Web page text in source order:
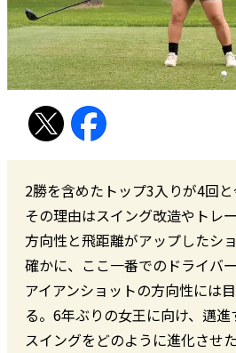
2勝を含めたトップ3入りが4回と
その理由はスイング改造やトレ
方向性と飛距離がアップしたシ
確かに、ここ一番でのドライバ
アイアンショットの方向性には
る。6年ぶりの女王に向け、邁
スイングをどのように進化させ